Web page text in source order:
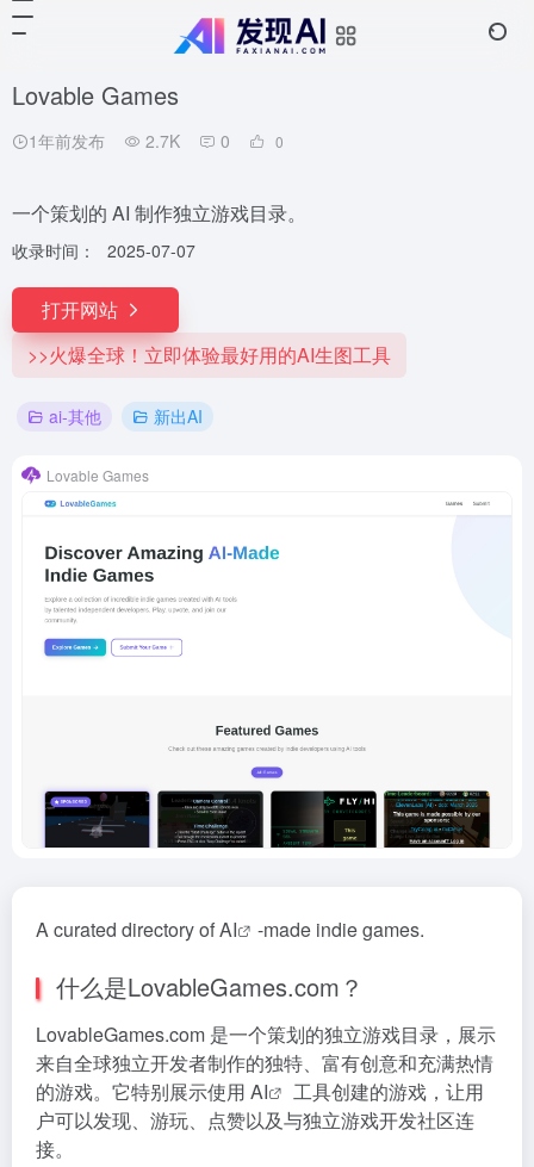
Lovable Games
1年前发布 2.7K 0 0
一个策划的 AI 制作独立游戏目录。
收录时间： 2025-07-07
打开网站
>>火爆全球！立即体验最好用的AI生图工具
ai-其他 新出AI
Lovable Games
A curated directory ofAI -made indie games.
什么是LovableGames.com？
LovableGames.com 是一个策划的独立游戏目录，展示
来自全球独立开发者制作的独特、富有创意和充满热情
的游戏。它特别展示使用 AI
工具创建的游戏，让用
户可以发现、游玩、点赞以及与独立游戏开发社区连
接。